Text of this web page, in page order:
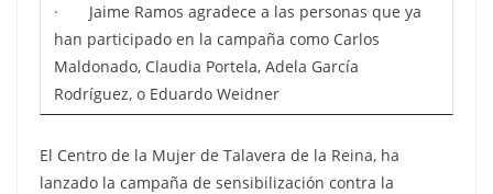
· Jaime Ramos agradece a las personas que ya
han participado en la campaña como Carlos
Maldonado, Claudia Portela, Adela García
Rodríguez, o Eduardo Weidner
El Centro de la Mujer de Talavera de la Reina, ha
lanzado la campaña de sensibilización contra la